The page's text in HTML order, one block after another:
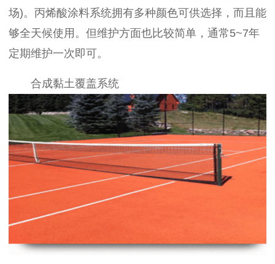
场)。丙烯酸涂料系统拥有多种颜色可供选择，而且能
够全天候使用。但维护方面也比较简单，通常5~7年
定期维护一次即可。
合成黏土覆盖系统